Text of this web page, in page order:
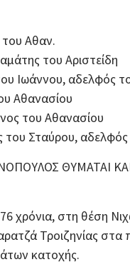
του Αθαν.
του Αριστείδη
Ιωάννου, αδελφός
Αθανασίου
του Αθανασίου
του Σταύρου,
ΘΥΜΑΤΑΙ
χρόνια, στη θέση
Τροιζηνίας στα
κατοχής.